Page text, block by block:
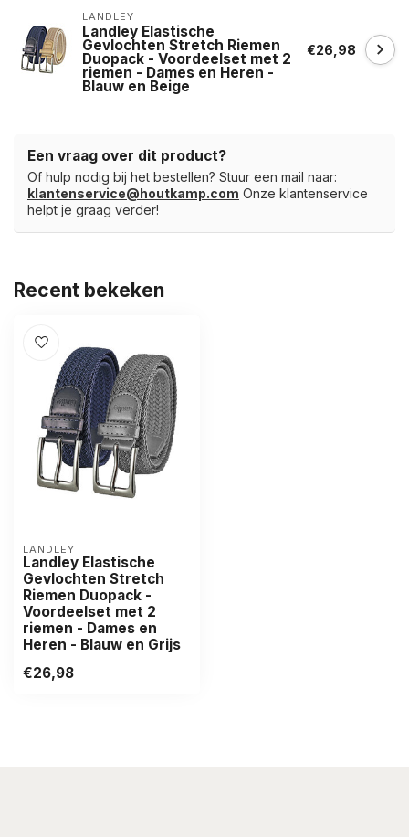
LANDLEY
Landley Elastische
Gevlochten Stretch Riemen
Duopack - Voordeelset met 2
riemen - Dames en Heren -
Blauw en Beige
€26,98
Een vraag over dit product?
Of hulp nodig bij het bestellen? Stuur een mail naar:
klantenservice@houtkamp.com Onze klantenservice
helpt je graag verder!
Recent bekeken
LANDLEY
Landley Elastische
Gevlochten Stretch
Riemen Duopack -
Voordeelset met 2
riemen - Dames en
Heren - Blauw en Grijs
€26,98